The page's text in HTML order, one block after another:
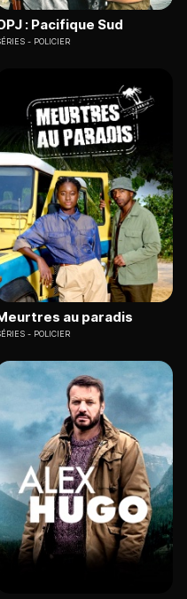
: Pacifique Sud
POLICIER
au paradis
POLICIER